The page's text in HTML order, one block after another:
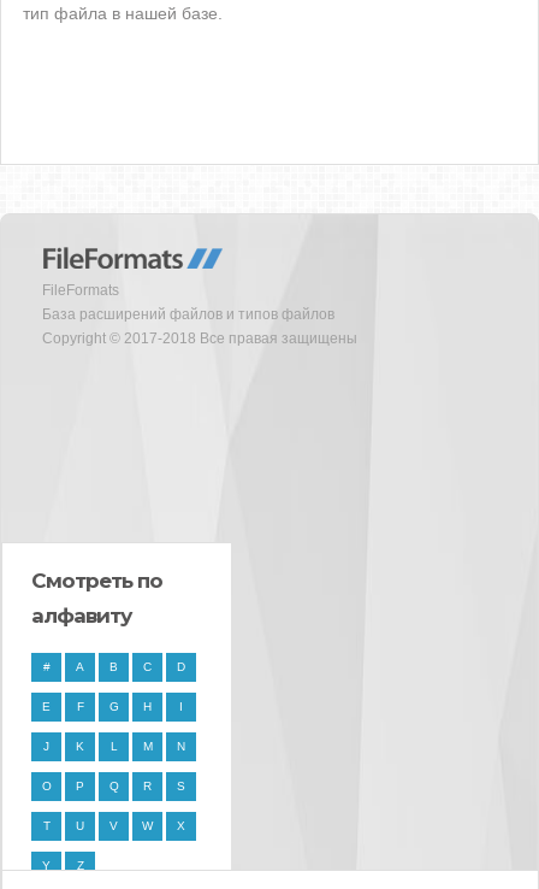
тип файла в нашей базе.
FileFormats
База расширений файлов и типов файлов
Copyright © 2017-2018 Все правая защищены
Смотреть по
алфавиту
# A B C D
E F G H I
J K L M N
O P Q R S
T U V W X
Y Z